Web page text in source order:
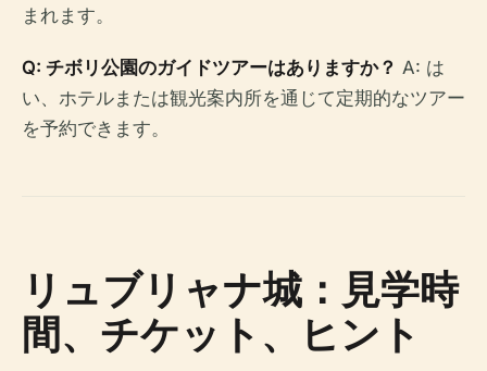
まれます。
Q: チボリ公園のガイドツアーはありますか？ A: は
い、ホテルまたは観光案内所を通じて定期的なツアー
を予約できます。
リュブリャナ城：見学時
間、チケット、ヒント